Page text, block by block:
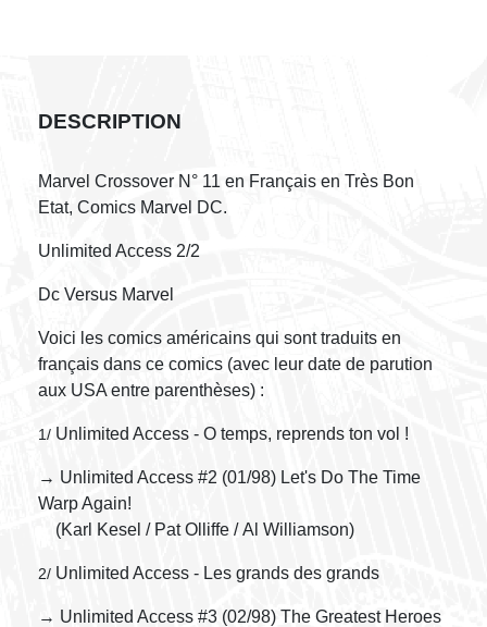
DESCRIPTION
Marvel Crossover N° 11 en Français en Très Bon
Etat, Comics Marvel DC.
Unlimited Access 2/2
Dc Versus Marvel
Voici les comics américains qui sont traduits en
français dans ce comics (avec leur date de parution
aux USA entre parenthèses) :
1/ Unlimited Access - O temps, reprends ton vol !
→ Unlimited Access #2 (01/98) Let's Do The Time
Warp Again!
(Karl Kesel / Pat Olliffe / Al Williamson)
2/ Unlimited Access - Les grands des grands
→ Unlimited Access #3 (02/98) The Greatest Heroes